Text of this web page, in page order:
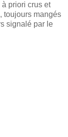
priori crus et
toujours mangés
signalé par le